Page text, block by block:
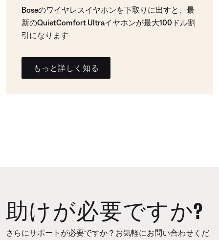
Boseのワイヤレスイヤホンを下取りに出すと、最
新のQuietComfort Ultraイヤホンが最大100ドル割
引になります
もっと詳しく知る
助けが必要ですか?
さらにサポートが必要ですか？お気軽にお問い合わせくだ